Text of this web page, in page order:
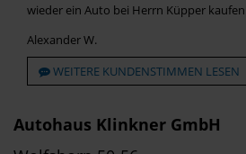
wieder ein Auto bei Herrn Küpper kaufen!
Alexander W.
WEITERE KUNDENSTIMMEN LESEN
Autohaus Klinkner GmbH